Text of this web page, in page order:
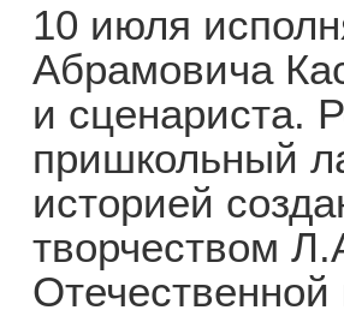
10 июля
Абрамовича
и сценариста.
пришкольный
историей
творчеством